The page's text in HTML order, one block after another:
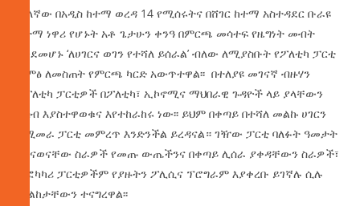
ሌላኛው በአዲስ ከተማ ወረዳ 14 የሚሰሩትና በሸገር ከተማ አስተዳደር ቡራዩ
ከተማ ነዋሪ የሆኑት አቶ ጌታሁን ቀንዓ በምርጫ መሳተፍ የዜግነት መብት
እንደመሆኑ ‘ለሀገርና ወገን የተሻለ ይሰራል’ ብለው ለሚያስቡት የፖለቲካ ፓርቲ
ድምፅ ለመስጠት የምርጫ ካርድ አውጥተዋል፡፡ በተለያዩ መገናኛ ብዙሃን
የፖለቲካ ፓርቲዎች በፖለቲካ፣ ኢኮኖሚና ማህበራዊ ጉዳዮች ላይ ያላቸውን
ሀሳብ እያስተዋወቁና እየተከራከሩ ነው፡፡ ይህም በቀጣይ በተሻለ መልኩ ሀገርን
የሚመራ ፓርቲ መምረጥ እንድንችል ይረዳናል። ገዥው ፓርቲ ባለፉት ዓመታት
ባከናወናቸው ስራዎች የመጡ ውጤችንና በቀጣይ ሊሰራ ያቀዳቸውን ስራዎች፣
ተፎካካሪ ፓርቲዎችም የያዙትን ፖሊሲና ፕሮግራም እያቀረቡ ይገኛሉ ሲሉ
ምልከታቸውን ተናግረዋል፡፡